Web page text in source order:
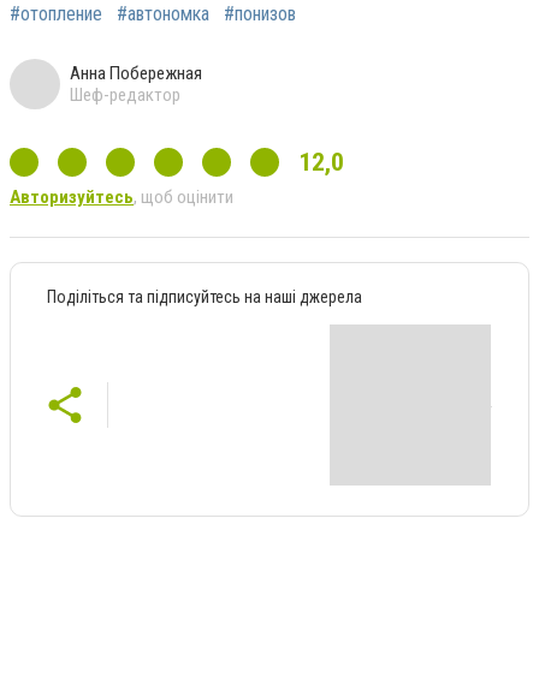
#отопление #автономка #понизов
Анна Побережная
Шеф-редактор
12,0
Авторизуйтесь, щоб оцінити
Поділіться та підписуйтесь на наші джерела